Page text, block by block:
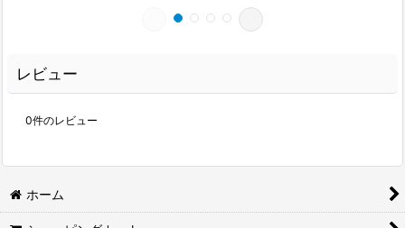
レビュー
0件のレビュー
ホーム